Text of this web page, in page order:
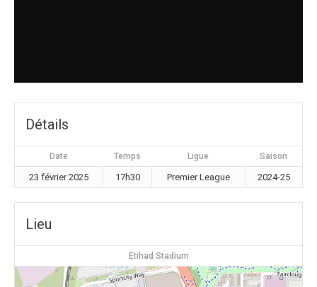
Détails
Date Temps Ligue Saison
23 février 2025 17h30 Premier League 2024-25
Lieu
Etihad Stadium